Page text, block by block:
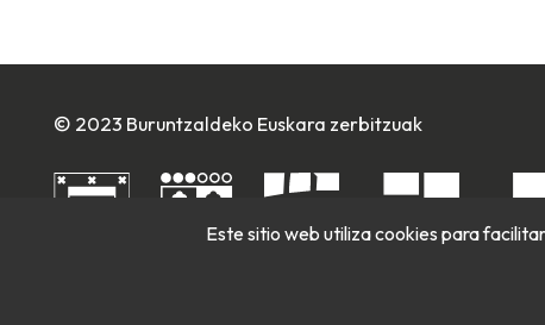
© 2023 Buruntzaldeko Euskara zerbitzuak
Este sitio web utiliza cookies para